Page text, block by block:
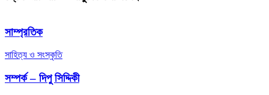
সাম্প্রতিক
সাহিত্য ও সংস্কৃতি
সম্পর্ক – দিপু সিদ্দিকী